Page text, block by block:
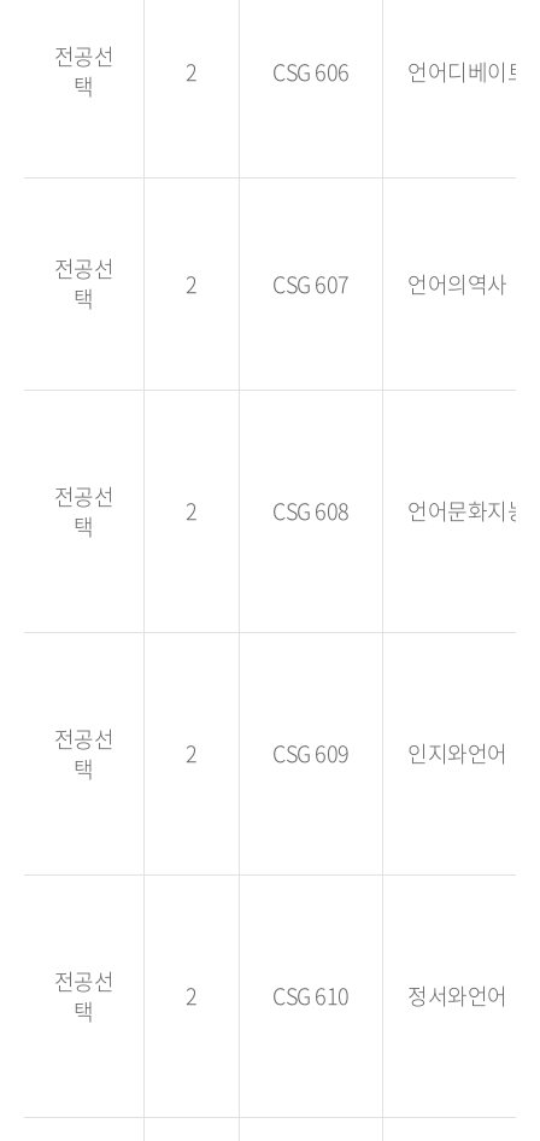
전공선
택
2 CSG 606 언어디베이트
전공선
택
2 CSG 607 언어의역사
전공선
택
2 CSG 608 언어문화지능
전공선
택
2 CSG 609 인지와언어
전공선
택
2 CSG 610 정서와언어